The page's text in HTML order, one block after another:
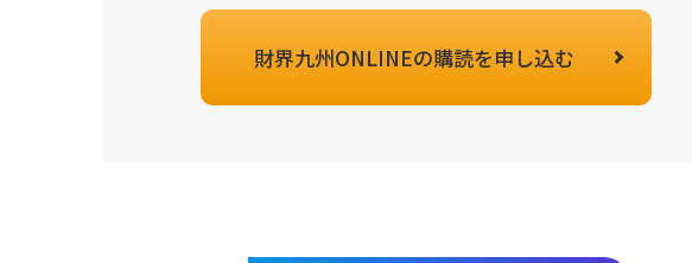
財界九州ONLINEの購読を申し込む